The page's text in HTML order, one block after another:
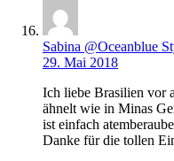
Sabina @Oceanblue
29. Mai 2018
Ich liebe Brasilien vor
ähnelt wie in Minas
ist einfach
Danke für die tollen